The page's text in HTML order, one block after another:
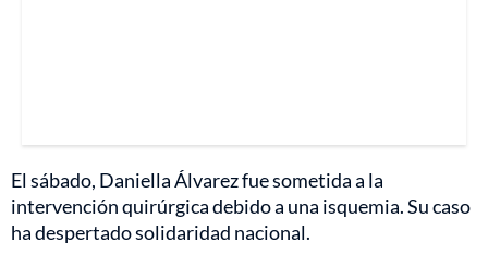
El sábado, Daniella Álvarez fue sometida a la
intervención quirúrgica debido a una isquemia. Su caso
ha despertado solidaridad nacional.